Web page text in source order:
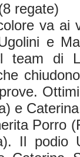
regate)
va ai
e
team di
e
Porro
Il podio